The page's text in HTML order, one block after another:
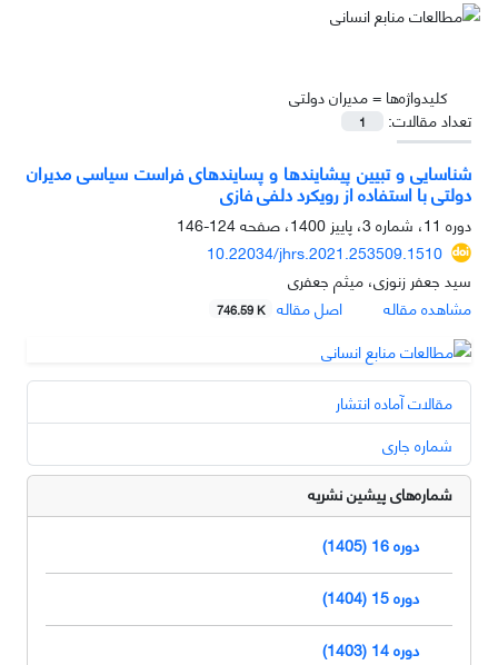
کلیدواژه‌ها =مدیران دولتی
تعداد مقالات:
1
شناسایی و تبیین پیشایندها و پسایندهای فراست سیاسی مدیران
دولتی با استفاده از رویکرد دلفی فازی
دوره 11، شماره 3، پاییز 1400، صفحه
124-146
10.22034/jhrs.2021.253509.1510
سید جعفر زنوزی، میثم جعفری
مشاهده مقاله
اصل مقاله 746.59 K
مقالات آماده انتشار
شماره جاری
شماره‌های پیشین نشریه
دوره 16 (1405)
دوره 15 (1404)
دوره 14 (1403)